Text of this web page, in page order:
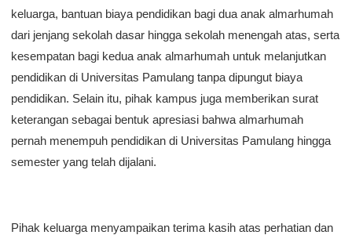
keluarga, bantuan biaya pendidikan bagi dua anak almarhumah
dari jenjang sekolah dasar hingga sekolah menengah atas, serta
kesempatan bagi kedua anak almarhumah untuk melanjutkan
pendidikan di Universitas Pamulang tanpa dipungut biaya
pendidikan. Selain itu, pihak kampus juga memberikan surat
keterangan sebagai bentuk apresiasi bahwa almarhumah
pernah menempuh pendidikan di Universitas Pamulang hingga
semester yang telah dijalani.
Pihak keluarga menyampaikan terima kasih atas perhatian dan